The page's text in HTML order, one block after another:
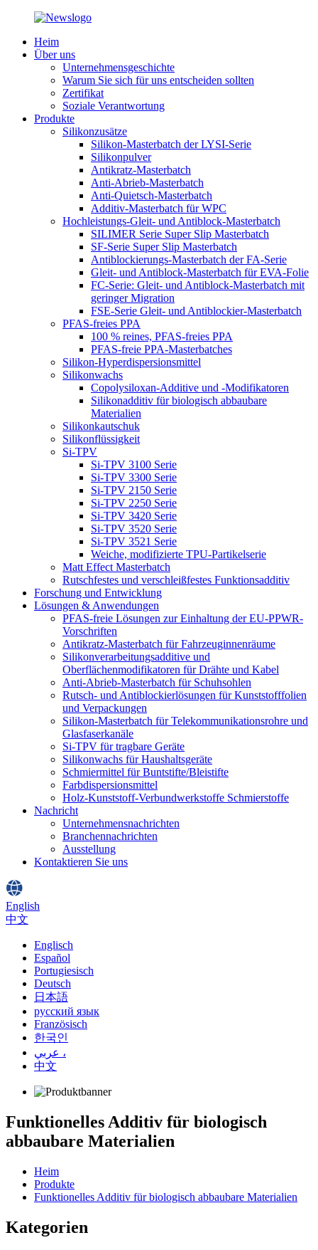
Heim
Über uns
Unternehmensgeschichte
Warum Sie sich für uns entscheiden sollten
Zertifikat
Soziale Verantwortung
Produkte
Silikonzusätze
Silikon-Masterbatch der LYSI-Serie
Silikonpulver
Antikratz-Masterbatch
Anti-Abrieb-Masterbatch
Anti-Quietsch-Masterbatch
Additiv-Masterbatch für WPC
Hochleistungs-Gleit- und Antiblock-Masterbatch
SILIMER Serie Super Slip Masterbatch
SF-Serie Super Slip Masterbatch
Antiblockierungs-Masterbatch der FA-Serie
Gleit- und Antiblock-Masterbatch für EVA-Folie
FC-Serie: Gleit- und Antiblock-Masterbatch mit
geringer Migration
FSE-Serie Gleit- und Antiblockier-Masterbatch
PFAS-freies PPA
100 % reines, PFAS-freies PPA
PFAS-freie PPA-Masterbatches
Silikon-Hyperdispersionsmittel
Silikonwachs
Copolysiloxan-Additive und -Modifikatoren
Silikonadditiv für biologisch abbaubare
Materialien
Silikonkautschuk
Silikonflüssigkeit
Si-TPV
Si-TPV 3100 Serie
Si-TPV 3300 Serie
Si-TPV 2150 Serie
Si-TPV 2250 Serie
Si-TPV 3420 Serie
Si-TPV 3520 Serie
Si-TPV 3521 Serie
Weiche, modifizierte TPU-Partikelserie
Matt Effect Masterbatch
Rutschfestes und verschleißfestes Funktionsadditiv
Forschung und Entwicklung
Lösungen & Anwendungen
PFAS-freie Lösungen zur Einhaltung der EU-PPWR-
Vorschriften
Antikratz-Masterbatch für Fahrzeuginnenräume
Silikonverarbeitungsadditive und
Oberflächenmodifikatoren für Drähte und Kabel
Anti-Abrieb-Masterbatch für Schuhsohlen
Rutsch- und Antiblockierlösungen für Kunststofffolien
und Verpackungen
Silikon-Masterbatch für Telekommunikationsrohre und
Glasfaserkanäle
Si-TPV für tragbare Geräte
Silikonwachs für Haushaltsgeräte
Schmiermittel für Buntstifte/Bleistifte
Farbdispersionsmittel
Holz-Kunststoff-Verbundwerkstoffe Schmierstoffe
Nachricht
Unternehmensnachrichten
Branchennachrichten
Ausstellung
Kontaktieren Sie uns
English
中文
Englisch
Español
Portugiesisch
Deutsch
日本語
русский язык
Französisch
한국인
عربي ،
中文
Funktionelles Additiv für biologisch
abbaubare Materialien
Heim
Produkte
Funktionelles Additiv für biologisch abbaubare Materialien
Kategorien